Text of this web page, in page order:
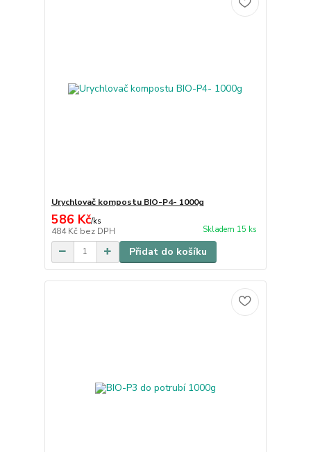
Urychlovač kompostu BIO-P4- 1000g
586 Kč/ks
484 Kč bez DPH Skladem 15 ks
Přidat do košíku